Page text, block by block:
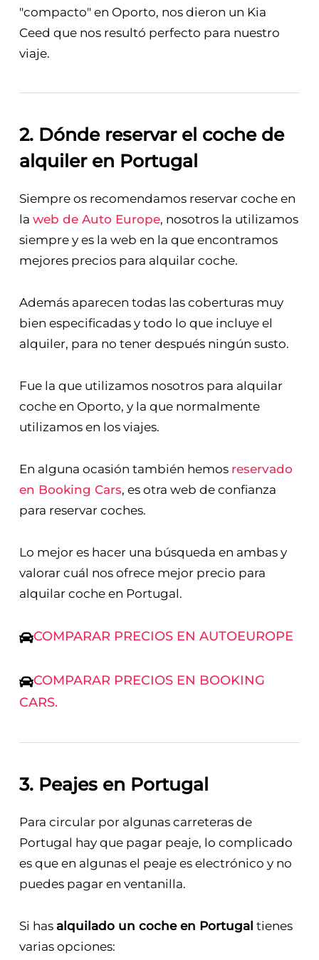
"compacto" en Oporto, nos dieron un Kia
Ceed que nos resultó perfecto para nuestro
viaje.
2. Dónde reservar el coche de
alquiler en Portugal
Siempre os recomendamos reservar coche en
la web de Auto Europe, nosotros la utilizamos
siempre y es la web en la que encontramos
mejores precios para alquilar coche.
Además aparecen todas las coberturas muy
bien especificadas y todo lo que incluye el
alquiler, para no tener después ningún susto.
Fue la que utilizamos nosotros para alquilar
coche en Oporto, y la que normalmente
utilizamos en los viajes.
En alguna ocasión también hemos reservado
en Booking Cars, es otra web de confianza
para reservar coches.
Lo mejor es hacer una búsqueda en ambas y
valorar cuál nos ofrece mejor precio para
alquilar coche en Portugal.
COMPARAR PRECIOS EN AUTOEUROPE
COMPARAR PRECIOS EN BOOKING
CARS.
3. Peajes en Portugal
Para circular por algunas carreteras de
Portugal hay que pagar peaje, lo complicado
es que en algunas el peaje es electrónico y no
puedes pagar en ventanilla.
Si has alquilado un coche en Portugal tienes
varias opciones: